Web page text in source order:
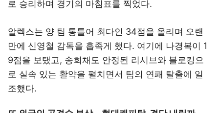
로 승리하며 경기의 마침표를 찍었다.
알렉스는 양 팀 통틀어 최다인 34점을 올리며 오랜
만에 신영철 감독을 흡족게 했다. 여기에 나경복이 1
9점을 보탰고, 송희채도 안정된 리시브와 블로킹으
로 실속 있는 활약을 펼치면서 팀의 연패 탈출에 일
조했다.